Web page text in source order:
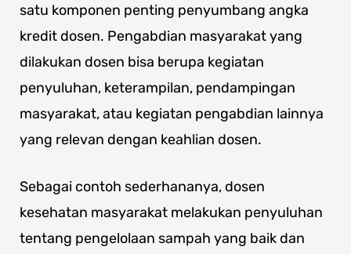
satu komponen penting penyumbang angka
kredit dosen. Pengabdian masyarakat yang
dilakukan dosen bisa berupa kegiatan
penyuluhan, keterampilan, pendampingan
masyarakat, atau kegiatan pengabdian lainnya
yang relevan dengan keahlian dosen.
Sebagai contoh sederhananya, dosen
kesehatan masyarakat melakukan penyuluhan
tentang pengelolaan sampah yang baik dan